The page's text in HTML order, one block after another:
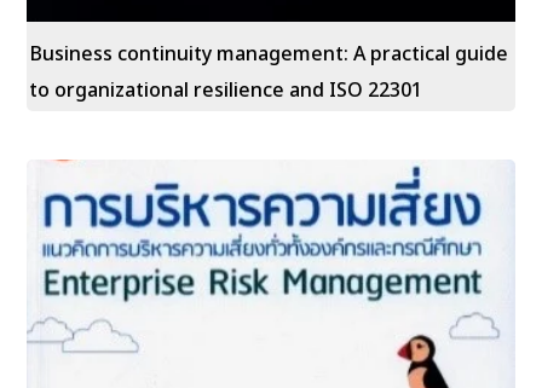
Business continuity management: A practical guide
to organizational resilience and ISO 22301